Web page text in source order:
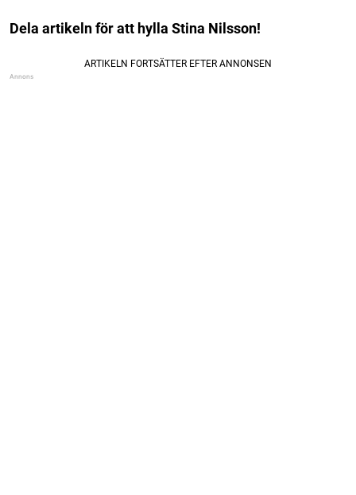
Dela artikeln för att hylla Stina Nilsson!